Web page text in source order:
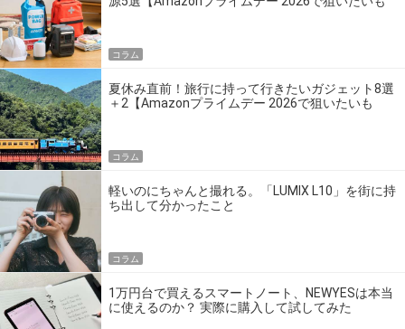
コラム
夏休み直前！旅行に持って行きたいガジェット8選
＋2【Amazonプライムデー 2026で狙いたいも
コラム
軽いのにちゃんと撮れる。「LUMIX L10」を街に持
ち出して分かったこと
コラム
1万円台で買えるスマートノート、NEWYESは本当
に使えるのか？ 実際に購入して試してみた